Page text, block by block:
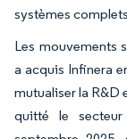
systèmes
Les mouvements
a acquis Infinera
mutualiser la R&D
quitté le